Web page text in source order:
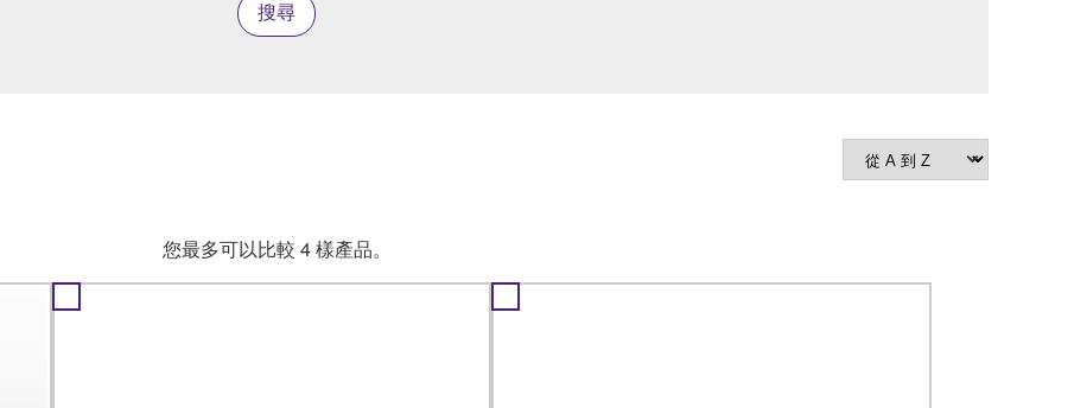
搜尋
您最多可以比較 4 樣產品。